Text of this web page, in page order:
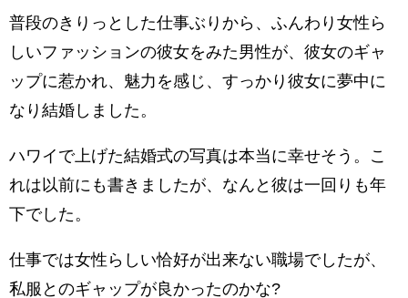
普段のきりっとした仕事ぶりから、ふんわり女性ら
しいファッションの彼女をみた男性が、彼女のギャ
ップに惹かれ、魅力を感じ、すっかり彼女に夢中に
なり結婚しました。
ハワイで上げた結婚式の写真は本当に幸せそう。こ
れは以前にも書きましたが、なんと彼は一回りも年
下でした。
仕事では女性らしい恰好が出来ない職場でしたが、
私服とのギャップが良かったのかな?